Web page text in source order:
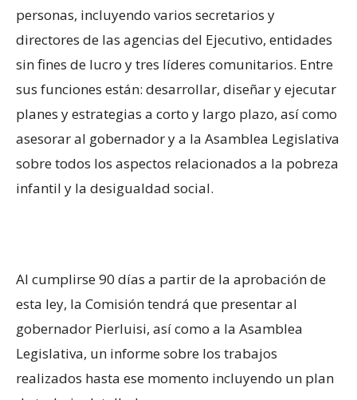
personas, incluyendo varios secretarios y
directores de las agencias del Ejecutivo, entidades
sin fines de lucro y tres líderes comunitarios. Entre
sus funciones están: desarrollar, diseñar y ejecutar
planes y estrategias a corto y largo plazo, así como
asesorar al gobernador y a la Asamblea Legislativa
sobre todos los aspectos relacionados a la pobreza
infantil y la desigualdad social.
Al cumplirse 90 días a partir de la aprobación de
esta ley, la Comisión tendrá que presentar al
gobernador Pierluisi, así como a la Asamblea
Legislativa, un informe sobre los trabajos
realizados hasta ese momento incluyendo un plan